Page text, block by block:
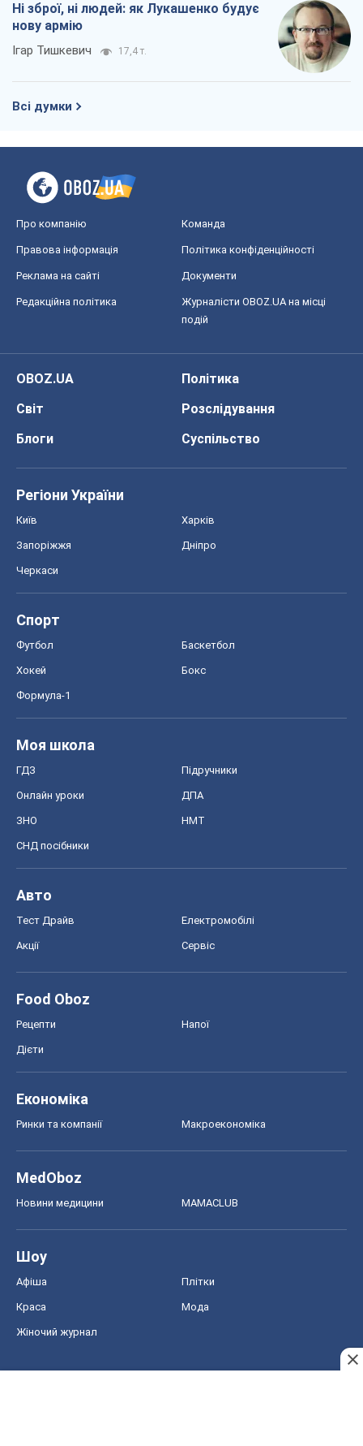
Ні зброї, ні людей: як Лукашенко будує
нову армію
Ігар Тишкевич 17,4 т.
Всі думки
Про компанію Команда
Правова інформація Політика конфіденційності
Реклама на сайті Документи
Редакційна політика
Журналісти OBOZ.UA на місці
подій
OBOZ.UA
Політика
Світ
Розслідування
Блоги
Суспільство
Регіони України
Київ Харків
Запоріжжя Дніпро
Черкаси
Спорт
Футбол Баскетбол
Хокей Бокс
Формула-1
Моя школа
ГДЗ Підручники
Онлайн уроки ДПА
ЗНО НМТ
СНД посібники
Авто
Тест Драйв Електромобілі
Акції Сервіс
Food Oboz
Рецепти Напої
Дієти
Економіка
Ринки та компанії Макроекономіка
MedOboz
Новини медицини MAMACLUB
Шоу
Афіша Плітки
Краса Мода
Жіночий журнал